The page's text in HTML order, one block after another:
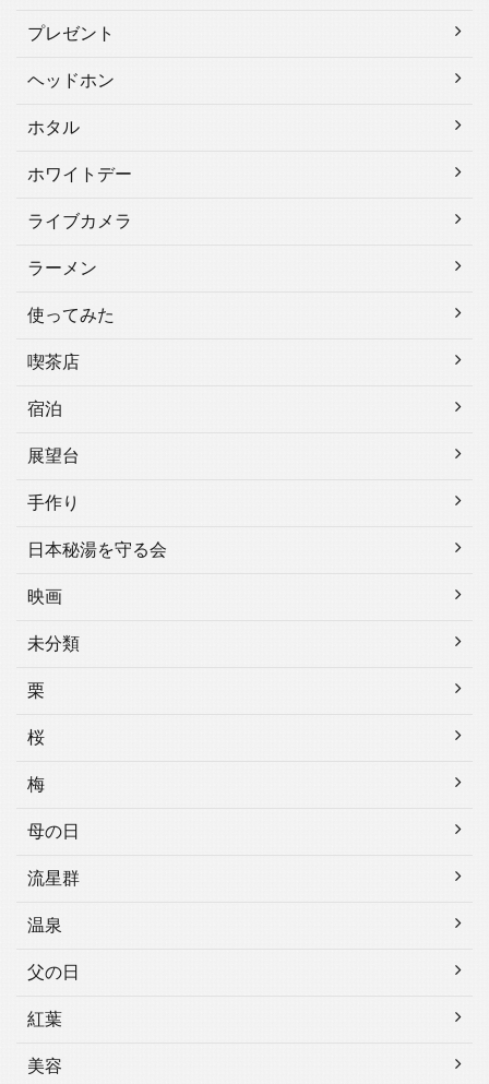
プレゼント
ヘッドホン
ホタル
ホワイトデー
ライブカメラ
ラーメン
使ってみた
喫茶店
宿泊
展望台
手作り
日本秘湯を守る会
映画
未分類
栗
桜
梅
母の日
流星群
温泉
父の日
紅葉
美容